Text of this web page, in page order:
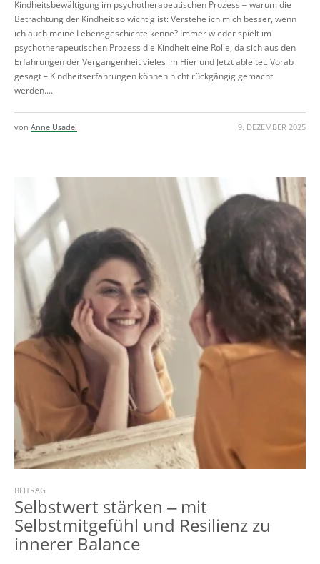
Kindheitsbewältigung im psychotherapeutischen Prozess ‒ warum die
Betrachtung der Kindheit so wichtig ist: Verstehe ich mich besser, wenn
ich auch meine Lebensgeschichte kenne? Immer wieder spielt im
psychotherapeutischen Prozess die Kindheit eine Rolle, da sich aus den
Erfahrungen der Vergangenheit vieles im Hier und Jetzt ableitet. Vorab
gesagt – Kindheitserfahrungen können nicht rückgängig gemacht
werden....
9. DEZEMBER 2025
von Anne Usadel
BEITRAG
Selbstwert stärken ‒ mit
Selbstmitgefühl und Resilienz zu
innerer Balance